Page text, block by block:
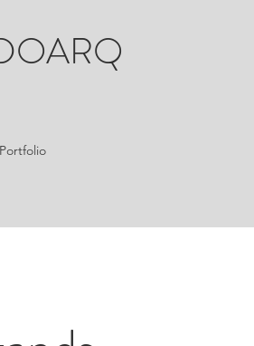
Portfolio